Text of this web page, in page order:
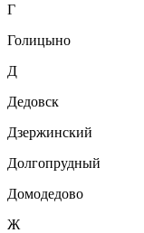
Г
Голицыно
Д
Дедовск
Дзержинский
Долгопрудный
Домодедово
Ж